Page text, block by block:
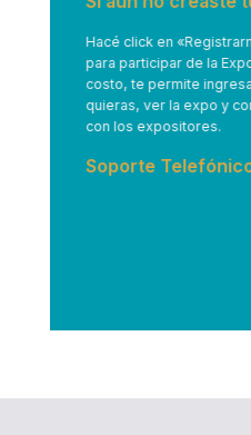
Hacé click en
para participar de la
costo, te permite
quieras, ver la expo y
con los expositores.
Soporte